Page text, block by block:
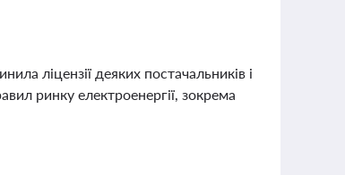
ліцензії деяких постачальників і
ринку електроенергії, зокрема